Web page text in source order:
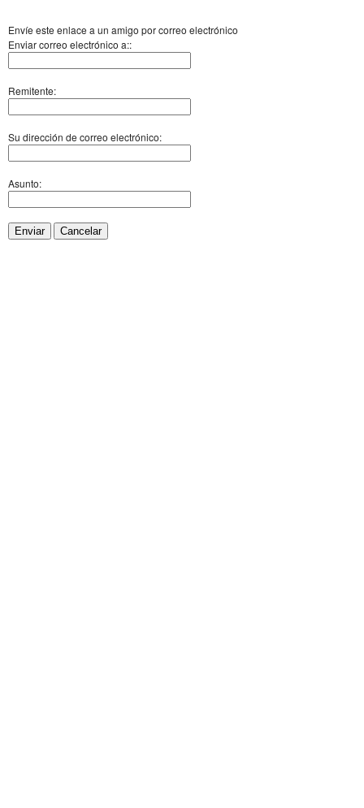
Envíe este enlace a un amigo por correo electrónico
Enviar correo electrónico a::
Remitente:
Su dirección de correo electrónico:
Asunto:
Enviar Cancelar